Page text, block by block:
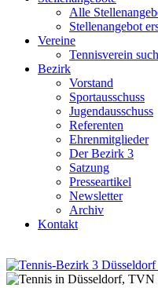
Alle
Stellenangebot
Vereine
Tennisverein
Bezirk
Vorstand
Sportausschuss
Jugendausschuss
Referenten
Ehrenmitglieder
Der Bezirk 3
Satzung
Presseartikel
Newsletter
Archiv
Kontakt